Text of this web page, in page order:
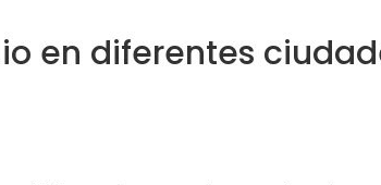
en diferentes